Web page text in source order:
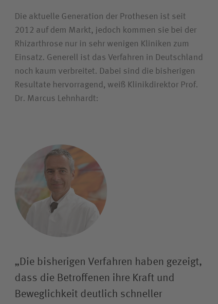
Die aktuelle Generation der Prothesen ist seit
2012 auf dem Markt, jedoch kommen sie bei der
Rhizarthrose nur in sehr wenigen Kliniken zum
Einsatz. Generell ist das Verfahren in Deutschland
noch kaum verbreitet. Dabei sind die bisherigen
Resultate hervorragend, weiß Klinikdirektor Prof.
Dr. Marcus Lehnhardt:
„Die bisherigen Verfahren haben gezeigt,
dass die Betroffenen ihre Kraft und
Beweglichkeit deutlich schneller